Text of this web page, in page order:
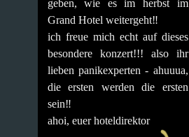
geben, wie es im herbst im
Grand Hotel weitergeht‼️
ich freue mich echt auf dieses
besondere konzert!!! also ihr
lieben panikexperten - ahuuua,
die ersten werden die ersten
sein‼️
ahoi, euer hoteldirektor